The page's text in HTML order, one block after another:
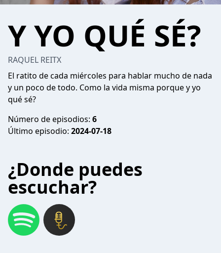
Y YO QUÉ SÉ?
RAQUEL REITX
El ratito de cada miércoles para hablar mucho de nada
y un poco de todo. Como la vida misma porque y yo
qué sé?
Número de episodios: 6
Último episodio: 2024-07-18
¿Donde puedes
escuchar?